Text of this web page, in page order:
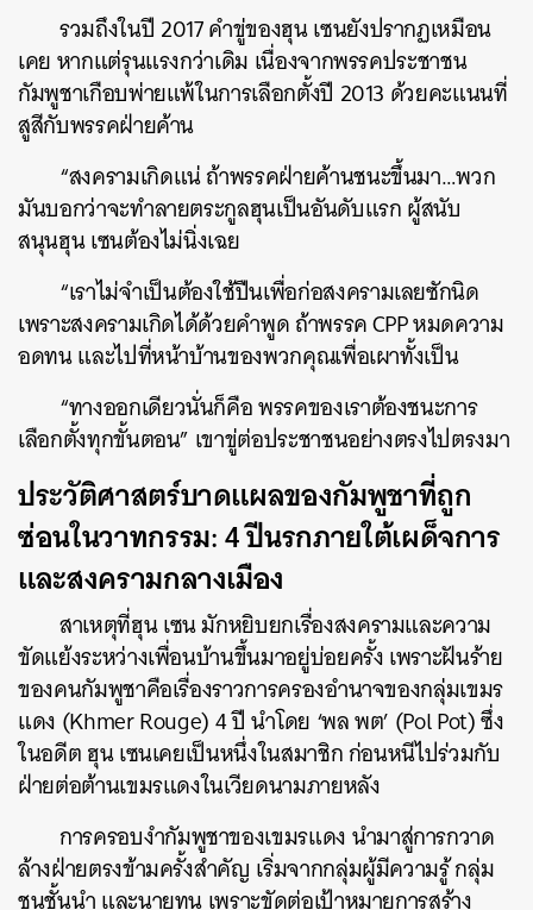
รวมถึงในปี 2017 คำขู่ของฮุน เซนยังปรากฏเหมือน
เคย หากแต่รุนแรงกว่าเดิม เนื่องจากพรรคประชาชน
กัมพูชาเกือบพ่ายแพ้ในการเลือกตั้งปี 2013 ด้วยคะแนนที่
สูสีกับพรรคฝ่ายค้าน
“สงครามเกิดแน่ ถ้าพรรคฝ่ายค้านชนะขึ้นมา…พวก
มันบอกว่าจะทำลายตระกูลฮุนเป็นอันดับแรก ผู้สนับ
สนุนฮุน เซนต้องไม่นิ่งเฉย
“เราไม่จำเป็นต้องใช้ปืนเพื่อก่อสงครามเลยซักนิด
เพราะสงครามเกิดได้ด้วยคำพูด ถ้าพรรค CPP หมดความ
อดทน และไปที่หน้าบ้านของพวกคุณเพื่อเผาทั้งเป็น
“ทางออกเดียวนั่นก็คือ พรรคของเราต้องชนะการ
เลือกตั้งทุกขั้นตอน” เขาขู่ต่อประชาชนอย่างตรงไปตรงมา
ประวัติศาสตร์บาดแผลของกัมพูชาที่ถูก
ซ่อนในวาทกรรม: 4 ปีนรกภายใต้เผด็จการ
และสงครามกลางเมือง
สาเหตุที่ฮุน เซน มักหยิบยกเรื่องสงครามและความ
ขัดแย้งระหว่างเพื่อนบ้านขึ้นมาอยู่บ่อยครั้ง เพราะฝันร้าย
ของคนกัมพูชาคือเรื่องราวการครองอำนาจของกลุ่มเขมร
แดง (Khmer Rouge)4 ปี นำโดย ‘พล พต’ (Pol Pot) ซึ่ง
ในอดีต ฮุน เซนเคยเป็นหนึ่งในสมาชิก ก่อนหนีไปร่วมกับ
ฝ่ายต่อต้านเขมรแดงในเวียดนามภายหลัง
การครอบงำกัมพูชาของเขมรแดง นำมาสู่การกวาด
ล้างฝ่ายตรงข้ามครั้งสำคัญ เริ่มจากกลุ่มผู้มีความรู้ กลุ่ม
ชนชั้นนำ และนายทุน เพราะขัดต่อเป้าหมายการสร้าง